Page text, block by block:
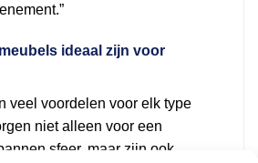
ideaal zijn voor
veel voordelen voor elk type
niet alleen voor een
sfeer, maar zijn ook